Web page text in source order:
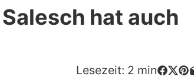
hat auch
Lesezeit: 2 min